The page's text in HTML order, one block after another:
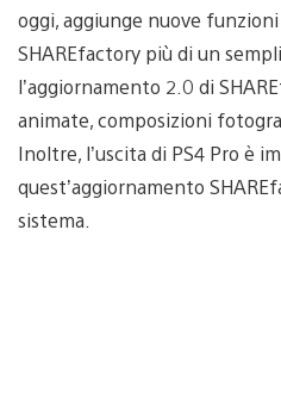
oggi, aggiunge nuove
SHAREfactory più di un
l’aggiornamento 2.0 di
animate, composizioni
Inoltre, l’uscita di PS4 Pro è
quest’aggiornamento
sistema.